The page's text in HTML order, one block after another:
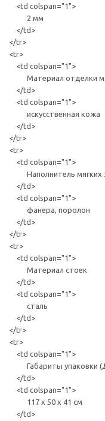
<td colspan="1">
2 мм
</td>
</tr>
<tr>
<td colspan="1">
Материал отделки
</td>
<td colspan="1">
искусственная кожа
</td>
</tr>
<tr>
<td colspan="1">
Наполнитель мягких
</td>
<td colspan="1">
фанера, поролон
</td>
</tr>
<tr>
<td colspan="1">
Материал стоек
</td>
<td colspan="1">
сталь
</td>
</tr>
<tr>
<td colspan="1">
Габариты упаковки
</td>
<td colspan="1">
117 х 50 х 41 см
</td>